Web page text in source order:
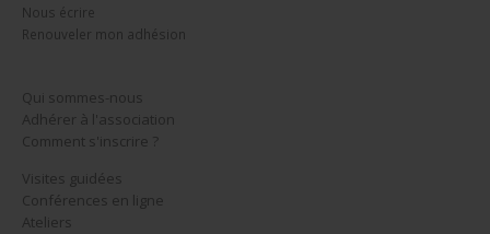
Nous écrire
Renouveler mon adhésion
Qui sommes-nous
Adhérer à l'association
Comment s'inscrire ?
Visites guidées
Conférences en ligne
Ateliers